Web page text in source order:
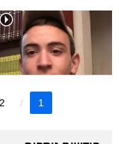
1
2